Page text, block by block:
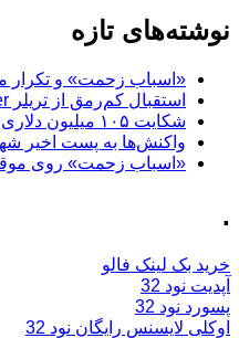
نوشته‌های تازه
«اسباب زحمت» و تکرار موقعیت
استقبال کم‌رمق از تریلر Digger؛ زنگ خطر برای فیلم جدید تام کروز و برادران وارنر
شکایت ۱۰۵ میلیون دلاری از نتفلیکس؛ هارددیسک حاوی فیلم جدید نیکلاس کیج به سرقت رفت
واکنش‌ها به پست اخیر
«اسباب زحمت» روی موقعیت
.
خرید بک لینک فالو
آپدیت نود 32
پسورد نود 32
اوکلی لایسنس رایگان نود 32